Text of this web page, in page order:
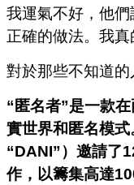
我運氣不好，他
正確的做法。我真
對於那些不知道的
“匿名者”是一款
實世界和匿名模
“DANI”）邀請了
作，以籌集高達